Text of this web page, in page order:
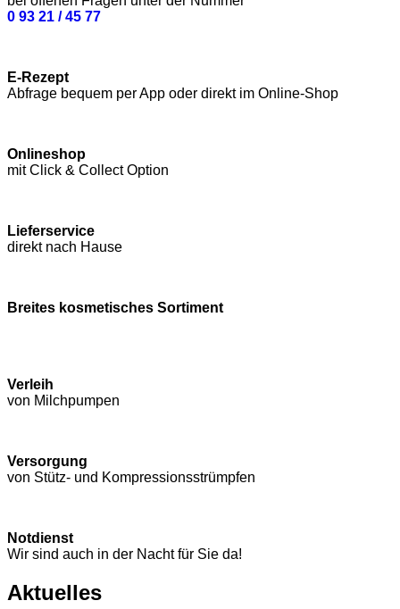
0 93 21 / 45 77
E-Rezept
Abfrage bequem per App oder direkt im Online-Shop
Onlineshop
mit Click & Collect Option
Lieferservice
direkt nach Hause
Breites kosmetisches Sortiment
Verleih
von Milchpumpen
Versorgung
von Stütz- und Kompressions­strümpfen
Notdienst
Wir sind auch in der Nacht für Sie da!
Aktuelles